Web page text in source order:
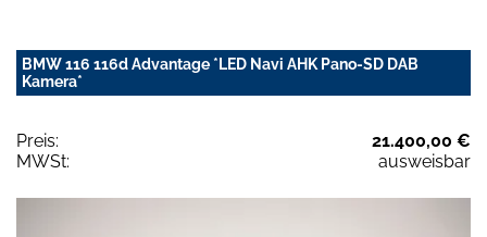
BMW 116 116d Advantage *LED Navi AHK Pano-SD DAB
Kamera*
Preis:
21.400,00 €
MWSt:
ausweisbar